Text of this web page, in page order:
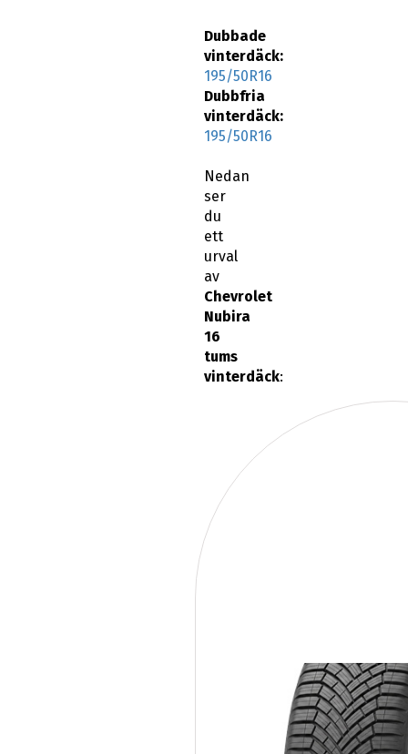
Dubbade
vinterdäck:
195/50R16
Dubbfria
vinterdäck:
195/50R16
Nedan
ser
du
ett
urval
av
Chevrolet
Nubira
16
tums
vinterdäck: